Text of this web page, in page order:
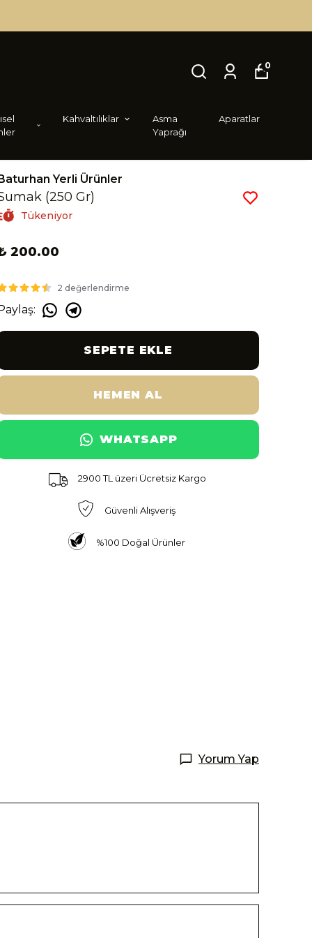
Kahvaltılıklar
Asma
Yaprağı
Aparatlar
0
Yerli Ürünler
(250 Gr)
Tükeniyor
200.00
2 değerlendirme
:
SEPETE EKLE
HEMEN AL
WHATSAPP
2900 TL üzeri Ücretsiz Kargo
Güvenli Alışveriş
%100 Doğal Ürünler
Yorum Yap